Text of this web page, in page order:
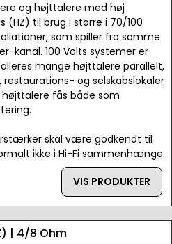
og højttalere med høj
(HZ) til brug i større i 70/100
som spiller fra samme
kanal. 100 Volts systemer er
mange højttalere parallelt,
og selskabslokaler
højttalere fås både som
skal være godkendt til
ikke i Hi-Fi sammenhænge.
VIS PRODUKTER
| 4/8 Ohm